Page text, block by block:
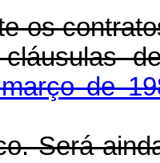
os
cláusulas
de
Será